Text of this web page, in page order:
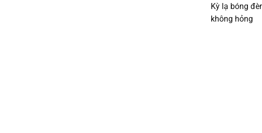
Kỳ lạ bóng
không hỏng